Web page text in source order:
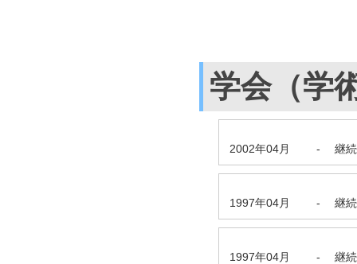
学会（学
2002年04月 - 継
1997年04月 - 継
1997年04月 - 継